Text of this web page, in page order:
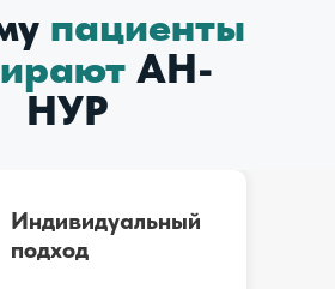
пациенты
АН-
НУР
Индивидуальный
подход